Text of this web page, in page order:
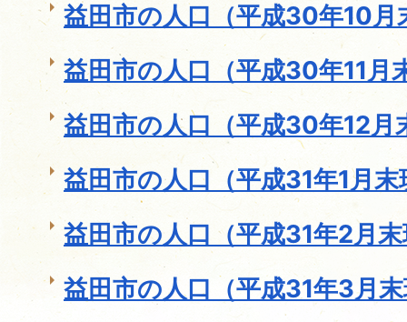
益田市の人口（平成30年10月
益田市の人口（平成30年11月
益田市の人口（平成30年12月
益田市の人口（平成31年1月末
益田市の人口（平成31年2月
益田市の人口（平成31年3月